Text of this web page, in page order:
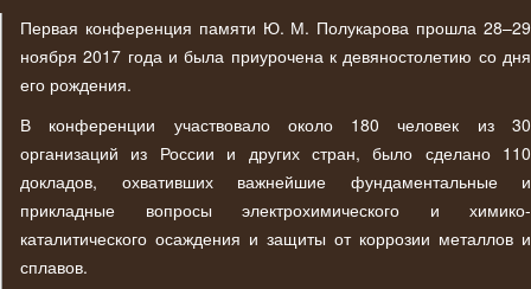
Первая конференция памяти Ю. М. Полукарова прошла 28–29
ноября 2017 года и была приурочена к девяностолетию со дня
его рождения.
В конференции участвовало около 180 человек из 30
организаций из России и других стран, было сделано 110
докладов, охвативших важнейшие фундаментальные и
прикладные вопросы электрохимического и химико-
каталитического осаждения и защиты от коррозии металлов и
сплавов.